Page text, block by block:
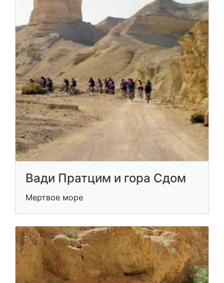
Вади Пратцим и гора Сдом
Мертвое море